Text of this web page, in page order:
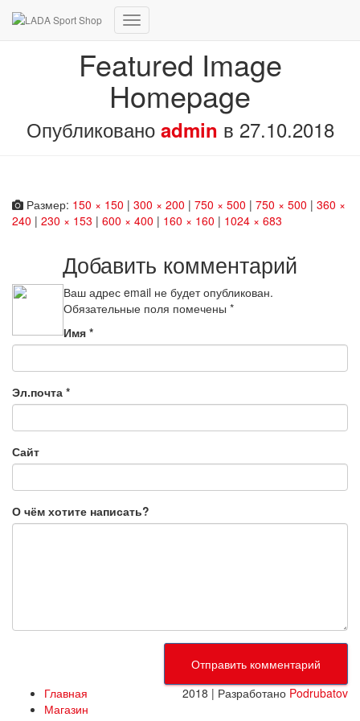
Переключить
Featured Image
Homepage
Опубликовано admin в 27.10.2018
Размер: 150 × 150 | 300 × 200 | 750 × 500 | 750 × 500 | 360 ×
240 | 230 × 153 | 600 × 400 | 160 × 160 | 1024 × 683
Добавить комментарий
Ваш адрес email не будет опубликован.
Обязательные поля помечены *
Имя *
Эл.почта *
Сайт
О чём хотите написать?
Главная
Магазин
2018 | Разработано Podrubatov